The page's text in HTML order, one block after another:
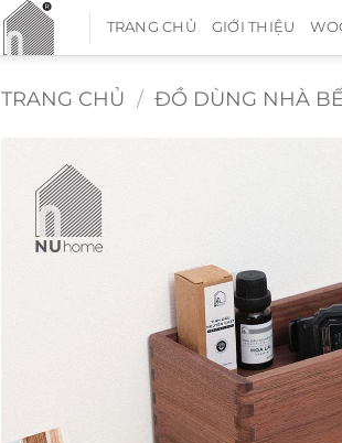
TRANG CHỦ GIỚI THIỆU
TRANG CHỦ / ĐỒ DÙNG NHÀ